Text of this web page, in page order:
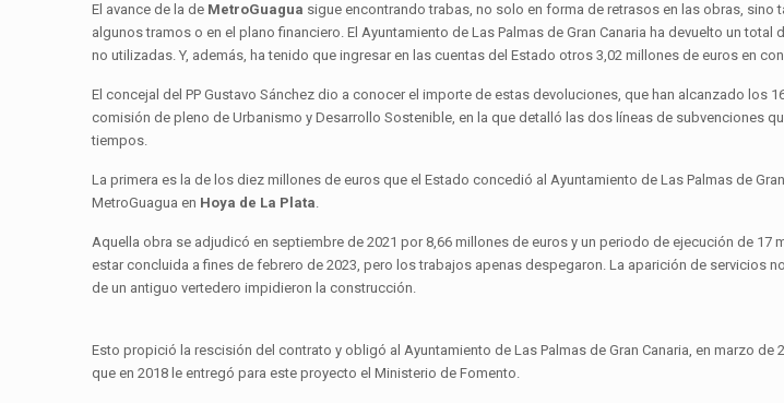
El avance de la de MetroGuagua sigue encontrando trabas, no solo en forma de retrasos en las obras, sino
algunos tramos o en el plano financiero. El Ayuntamiento de Las Palmas de Gran Canaria ha devuelto un
no utilizadas. Y, además, ha tenido que ingresar en las cuentas del Estado otros 3,02 millones de euros en
El concejal del PP Gustavo Sánchez dio a conocer el importe de estas devoluciones, que han alcanzado los
comisión de pleno de Urbanismo y Desarrollo Sostenible, en la que detalló las dos líneas de subvenciones
tiempos.
La primera es la de los diez millones de euros que el Estado concedió al Ayuntamiento de Las Palmas de
MetroGuagua en Hoya de La Plata.
Aquella obra se adjudicó en septiembre de 2021 por 8,66 millones de euros y un periodo de ejecución de 17
estar concluida a fines de febrero de 2023, pero los trabajos apenas despegaron. La aparición de servicios
de un antiguo vertedero impidieron la construcción.
Esto propició la rescisión del contrato y obligó al Ayuntamiento de Las Palmas de Gran Canaria, en marzo de
que en 2018 le entregó para este proyecto el Ministerio de Fomento.